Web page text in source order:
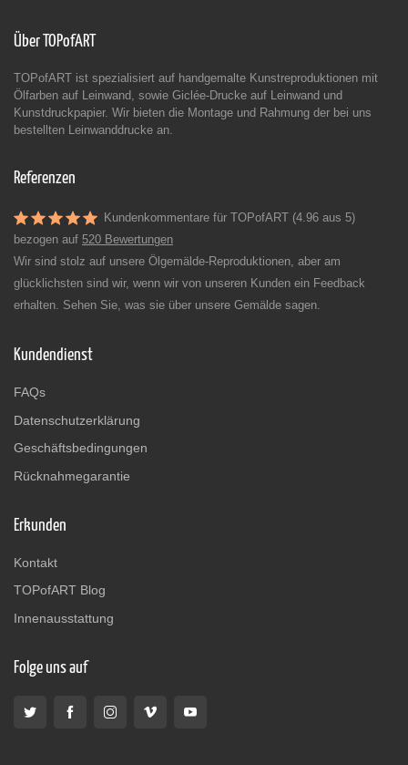
Über TOPofART
TOPofART ist spezialisiert auf handgemalte Kunstreproduktionen mit
Ölfarben auf Leinwand, sowie Giclée-Drucke auf Leinwand und
Kunstdruckpapier. Wir bieten die Montage und Rahmung der bei uns
bestellten Leinwanddrucke an.
Referenzen
Kundenkommentare für TOPofART (4.96 aus 5)
bezogen auf 520 Bewertungen
Wir sind stolz auf unsere Ölgemälde-Reproduktionen, aber am
glücklichsten sind wir, wenn wir von unseren Kunden ein Feedback
erhalten. Sehen Sie, was sie über unsere Gemälde sagen.
Kundendienst
FAQs
Datenschutzerklärung
Geschäftsbedingungen
Rücknahmegarantie
Erkunden
Kontakt
TOPofART Blog
Innenausstattung
Folge uns auf